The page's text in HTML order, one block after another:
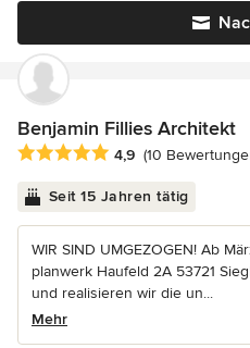
Benjamin Fillies Architekt
Durchschnittliche Bewertung:
4,9 (10
Seit 15 Jahren tätig
WIR SIND UMGEZOGEN! Ab
planwerk Haufeld 2A 53721
und realisieren wir die un...
Mehr